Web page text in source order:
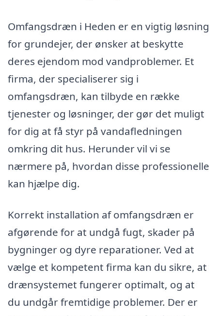
Omfangsdræn i Heden er en vigtig løsning
for grundejer, der ønsker at beskytte
deres ejendom mod vandproblemer. Et
firma, der specialiserer sig i
omfangsdræn, kan tilbyde en række
tjenester og løsninger, der gør det muligt
for dig at få styr på vandafledningen
omkring dit hus. Herunder vil vi se
nærmere på, hvordan disse professionelle
kan hjælpe dig.
Korrekt installation af omfangsdræn er
afgørende for at undgå fugt, skader på
bygninger og dyre reparationer. Ved at
vælge et kompetent firma kan du sikre, at
drænsystemet fungerer optimalt, og at
du undgår fremtidige problemer. Der er